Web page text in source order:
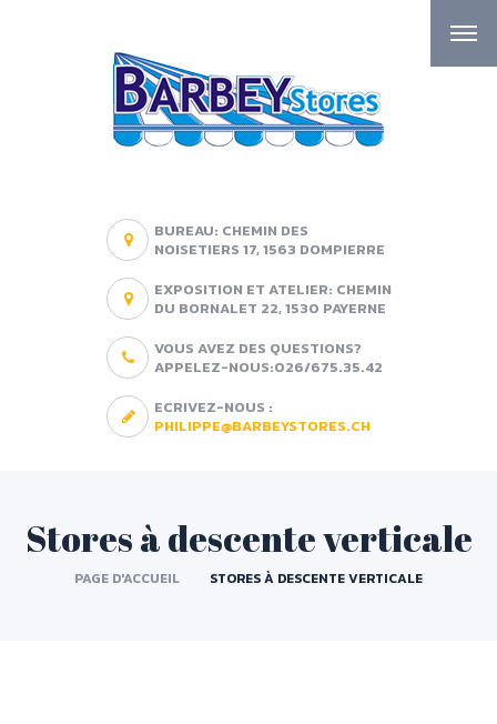
BUREAU: CHEMIN DES
NOISETIERS 17, 1563 DOMPIERRE
EXPOSITION ET ATELIER: CHEMIN
DU BORNALET 22, 1530 PAYERNE
VOUS AVEZ DES QUESTIONS?
APPELEZ-NOUS:026/675.35.42
ECRIVEZ-NOUS :
PHILIPPE@BARBEYSTORES.CH
Stores à descente verticale
PAGE D'ACCUEIL STORES À DESCENTE VERTICALE